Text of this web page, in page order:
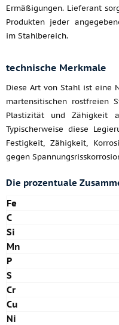
Ermäßigungen. Lieferant
Produkten jeder
im Stahlbereich.
technische Merkmale
Diese Art von Stahl ist eine
martensitischen rostfreien
Plastizität und Zähigkeit
Typischerweise diese
Festigkeit, Zähigkeit,
gegen
Die prozentuale
Fe
C
Si
Mn
P
S
Cr
Cu
Ni